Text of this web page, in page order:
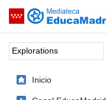
Saltar navegación
Palabra o frase:
Inicio